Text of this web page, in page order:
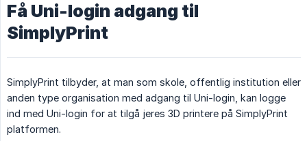
Få Uni-login adgang til
SimplyPrint
SimplyPrint tilbyder, at man som skole, offentlig institution eller
anden type organisation med adgang til Uni-login, kan logge
ind med Uni-login for at tilgå jeres 3D printere på SimplyPrint
platformen.